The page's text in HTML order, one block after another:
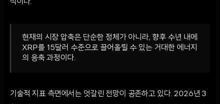
석이다.
현재의 시장 압축은 단순한 정체가 아니라, 향후 수년 내에
XRP를 15달러 수준으로 끌어올릴 수 있는 거대한 에너지
의 응축 과정이다.
기술적 지표 측면에서는 엇갈린 전망이 공존하고 있다. 2026년 3